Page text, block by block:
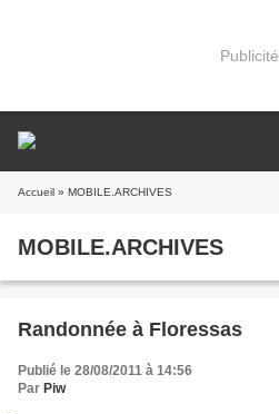
Publicité
Accueil » MOBILE.ARCHIVES
MOBILE.ARCHIVES
Randonnée à Floressas
Publié le 28/08/2011 à 14:56
Par Piw